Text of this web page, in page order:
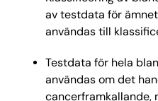
av testdata för
användas till
Testdata för hela
användas om det
cancerframkallande,